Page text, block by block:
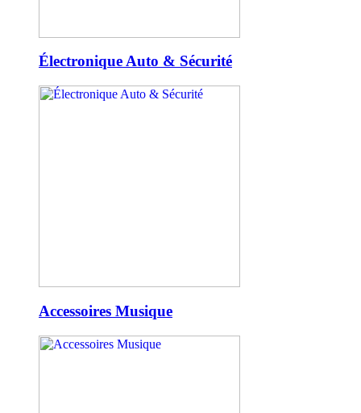
Électronique Auto & Sécurité
Accessoires Musique